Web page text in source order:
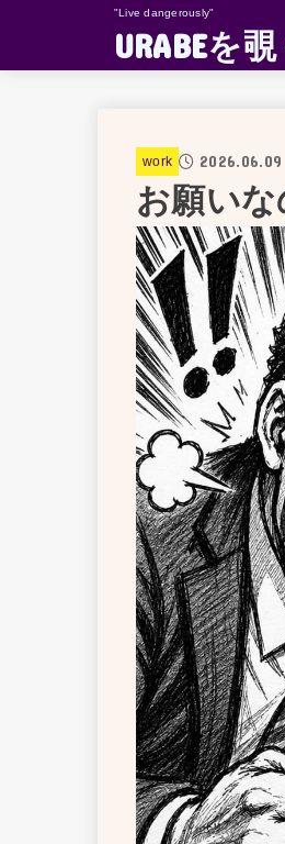
"Live dangerously"
URABEを
work 2026.06.09
お願い